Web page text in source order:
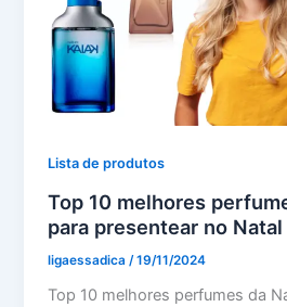
Lista de produtos
Top 10 melhores
para presentear no Natal
ligaessadica /19/11/2024
Top 10 melhores perfumes da